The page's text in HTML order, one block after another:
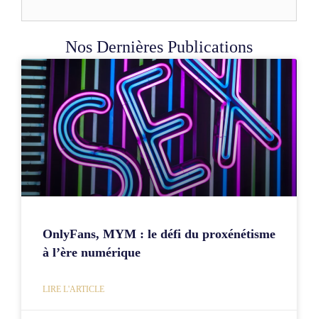
Nos Dernières Publications
OnlyFans, MYM : le défi du proxénétisme
à l’ère numérique
LIRE L'ARTICLE